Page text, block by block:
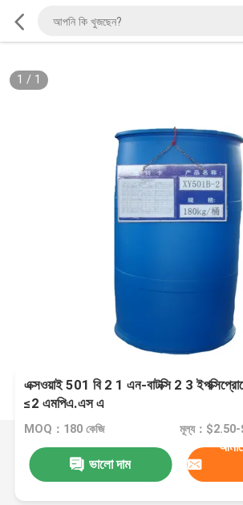
1 / 1
এক্সওয়াই 501 বি 2 1 এন-বাটক্সি 2 3
≤2 এমপিএ.এস এ
MOQ：180 কেজি মূল্য：
ভালো দাম